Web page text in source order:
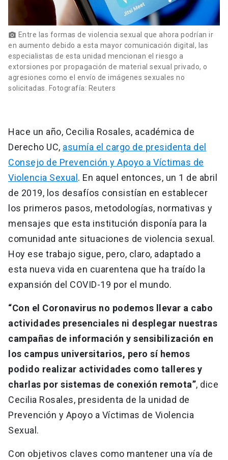
photo_camera Entre las formas de violencia sexual que ahora podrían ir
en aumento debido a esta mayor comunicación digital, las
especialistas de esta unidad mencionan el riesgo a
extorsiones por propagación de material sexual privado, o
agresiones como el envío de imágenes sexuales no
solicitadas. Fotografía: Reuters
Hace un año, Cecilia Rosales, académica de
Derecho UC, asumía el cargo de presidenta del
Consejo de Prevención y Apoyo a Víctimas de
Violencia Sexual . En aquel entonces, un 1 de abril
de 2019, los desafíos consistían en establecer
los primeros pasos, metodologías, normativas y
mensajes que esta institución disponía para la
comunidad ante situaciones de violencia sexual.
Hoy ese trabajo sigue, pero, claro, adaptado a
esta nueva vida en cuarentena que ha traído la
expansión del COVID-19 por el mundo.
“Con el Coronavirus no podemos llevar a cabo
actividades presenciales ni desplegar nuestras
campañas de información y sensibilización en
los campus universitarios, pero sí hemos
podido realizar actividades como talleres y
charlas por sistemas de conexión remota”, dice
Cecilia Rosales, presidenta de la unidad de
Prevención y Apoyo a Víctimas de Violencia
Sexual.
Con objetivos claves como mantener una vía de